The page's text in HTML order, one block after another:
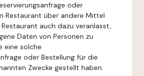
oder
Restaurant über andere Mittel
auch dazu veranlasst,
Daten von Personen zu
eine solche
oder Bestellung für die
Zwecke gestellt haben.